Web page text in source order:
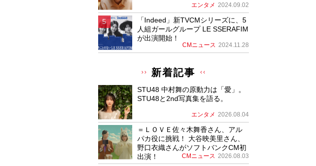
エンタメ 2024.09.02
「Indeed」新TVCMシリーズに、5
人組ガールグループ LE SSERAFIM
が出演開始！
CMニュース 2024.11.28
新着記事
STU48 中村舞の原動力は「愛」。
STU48と2nd写真集を語る。
エンタメ 2026.08.04
＝ＬＯＶＥ佐々木舞香さん、アル
パカ役に挑戦！ 大谷映美里さん、
野口衣織さんがソフトバンクCM初
出演！
CMニュース 2026.08.03